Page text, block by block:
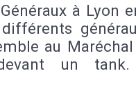
à Lyon
au
un tank.